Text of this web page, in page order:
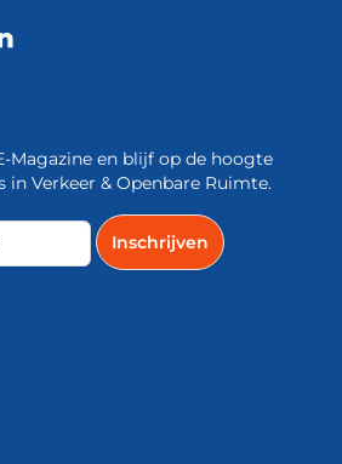
Magazine en blijf op de hoogte
in Verkeer & Openbare Ruimte.